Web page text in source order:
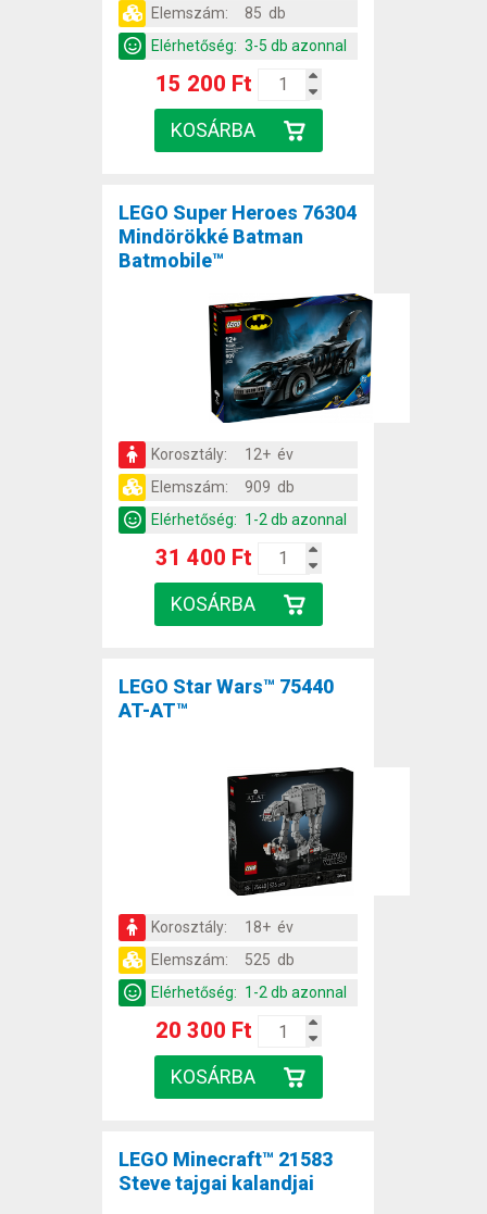
Elemszám:
85 db
Elérhetőség: 3-5 db azonnal
15 200 Ft
LEGO Super Heroes 76304
Mindörökké Batman
Batmobile™
Korosztály:
12+ év
Elemszám:
909 db
Elérhetőség: 1-2 db azonnal
31 400 Ft
LEGO Star Wars™ 75440
AT-AT™
Korosztály:
18+ év
Elemszám:
525 db
Elérhetőség: 1-2 db azonnal
20 300 Ft
LEGO Minecraft™ 21583
Steve tajgai kalandjai